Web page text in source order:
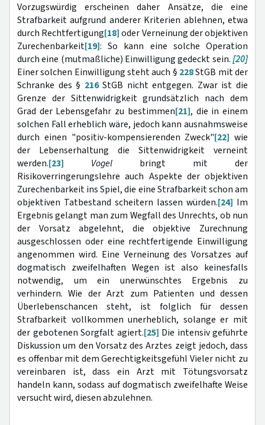
Vorzugswürdig erscheinen daher Ansätze, die eine
Strafbarkeit aufgrund anderer Kriterien ablehnen, etwa
durch Rechtfertigung[18]oder Verneinung der objektiven
Zurechenbarkeit[19]: So kann eine solche Operation
durch eine (mutmaßliche) Einwilligung gedeckt sein.[20]
Einer solchen Einwilligung steht auch § 228StGB mit der
Schranke des § 216StGB nicht entgegen. Zwar ist die
Grenze der Sittenwidrigkeit grundsätzlich nach dem
Grad der Lebensgefahr zu bestimmen[21], die in einem
solchen Fall erheblich wäre, jedoch kann ausnahmsweise
durch einen "positiv-kompensierenden Zweck"[22] wie
der Lebenserhaltung die Sittenwidrigkeit verneint
werden.[23] Vogel bringt mit der
Risikoverringerungslehre auch Aspekte der objektiven
Zurechenbarkeit ins Spiel, die eine Strafbarkeit schon am
objektiven Tatbestand scheitern lassen würden.[24] Im
Ergebnis gelangt man zum Wegfall des Unrechts, ob nun
der Vorsatz abgelehnt, die objektive Zurechnung
ausgeschlossen oder eine rechtfertigende Einwilligung
angenommen wird. Eine Verneinung des Vorsatzes auf
dogmatisch zweifelhaften Wegen ist also keinesfalls
notwendig, um ein unerwünschtes Ergebnis zu
verhindern. Wie der Arzt zum Patienten und dessen
Überlebenschancen steht, ist folglich für dessen
Strafbarkeit vollkommen unerheblich, solange er mit
der gebotenen Sorgfalt agiert.[25] Die intensiv geführte
Diskussion um den Vorsatz des Arztes zeigt jedoch, dass
es offenbar mit dem Gerechtigkeitsgefühl Vieler nicht zu
vereinbaren ist, dass ein Arzt mit Tötungsvorsatz
handeln kann, sodass auf dogmatisch zweifelhafte Weise
versucht wird, diesen abzulehnen.